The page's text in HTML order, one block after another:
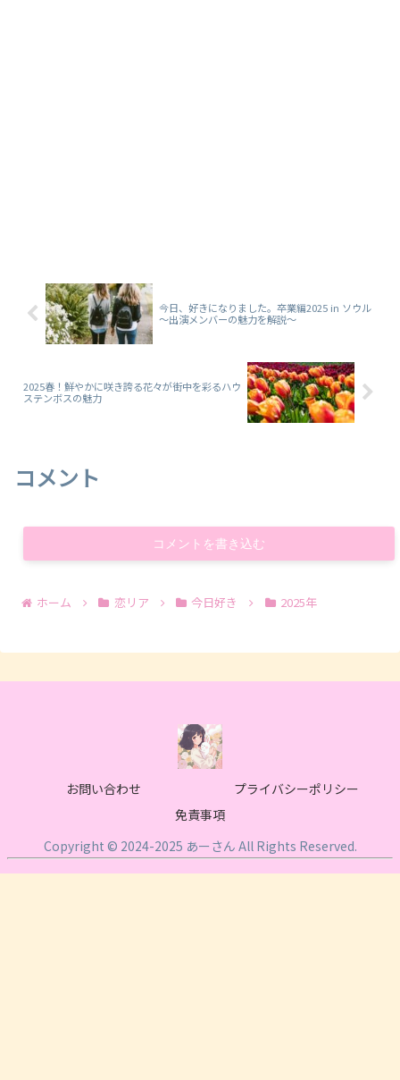
今日、好きになりました。卒業編2025 in ソウル
～出演メンバーの魅力を解説～
2025春！鮮やかに咲き誇る花々が街中を彩るハウ
ステンボスの魅力
コメント
コメントを書き込む
ホーム 恋リア 今日好き 2025年
お問い合わせ
プライバシーポリシー
免責事項
Copyright © 2024-2025 あーさん All Rights Reserved.